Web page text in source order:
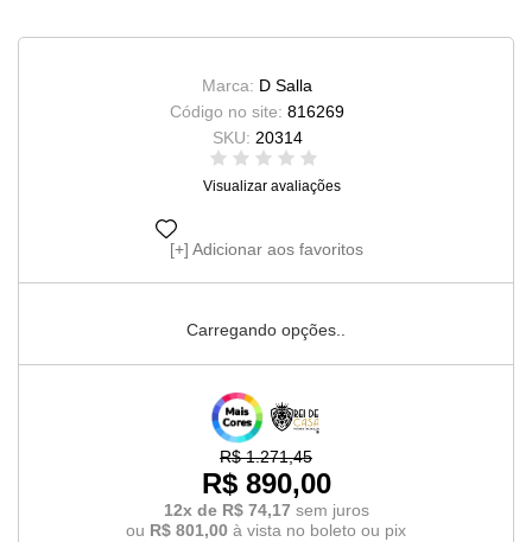
Marca: D Salla
Código no site: 816269
SKU: 20314
Visualizar avaliações
Adicionar aos favoritos
Carregando opções..
R$ 1.271,45
R$ 890,00
12x de R$ 74,17 sem juros
ou R$ 801,00 à vista no boleto ou pix